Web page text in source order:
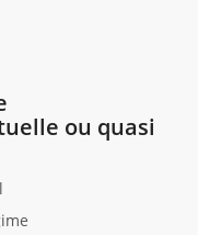
ou quasi